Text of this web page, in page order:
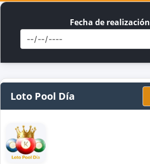
Fecha de realización
Loto Pool Día